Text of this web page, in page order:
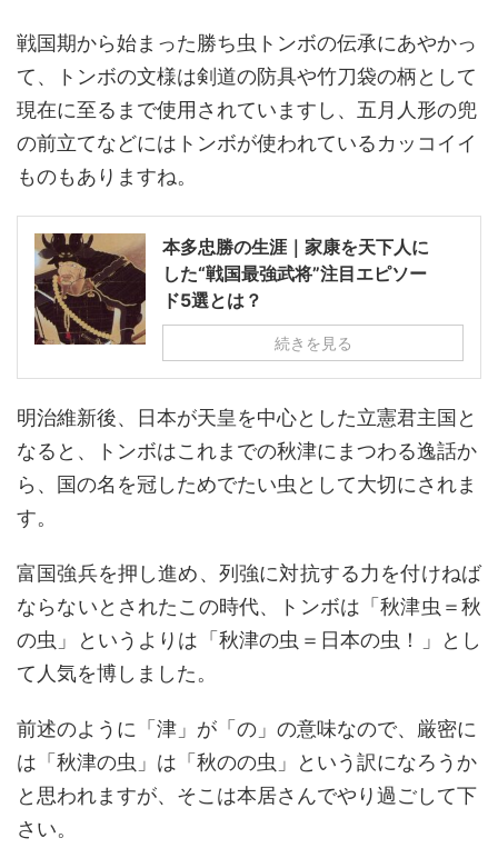
戦国期から始まった勝ち虫トンボの伝承にあやかっ
て、トンボの文様は剣道の防具や竹刀袋の柄として
現在に至るまで使用されていますし、五月人形の兜
の前立てなどにはトンボが使われているカッコイイ
ものもありますね。
本多忠勝の生涯｜家康を天下人に
した“戦国最強武将”注目エピソー
ド5選とは？
続きを見る
明治維新後、日本が天皇を中心とした立憲君主国と
なると、トンボはこれまでの秋津にまつわる逸話か
ら、国の名を冠しためでたい虫として大切にされま
す。
富国強兵を押し進め、列強に対抗する力を付けねば
ならないとされたこの時代、トンボは「秋津虫＝秋
の虫」というよりは「秋津の虫＝日本の虫！」とし
て人気を博しました。
前述のように「津」が「の」の意味なので、厳密に
は「秋津の虫」は「秋のの虫」という訳になろうか
と思われますが、そこは本居さんでやり過ごして下
さい。